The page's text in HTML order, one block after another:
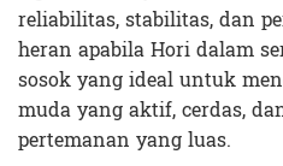
reliabilitas, stabilitas, dan
heran apabila Hori dalam
sosok yang ideal untuk
muda yang aktif, cerdas,
pertemanan yang luas.